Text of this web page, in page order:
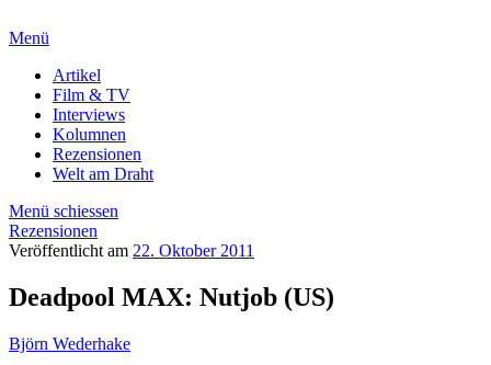
Menü
Artikel
Film & TV
Interviews
Kolumnen
Rezensionen
Welt am Draht
Menü schiessen
Rezensionen
Veröffentlicht am 22. Oktober 2011
Deadpool MAX: Nutjob (US)
Björn Wederhake